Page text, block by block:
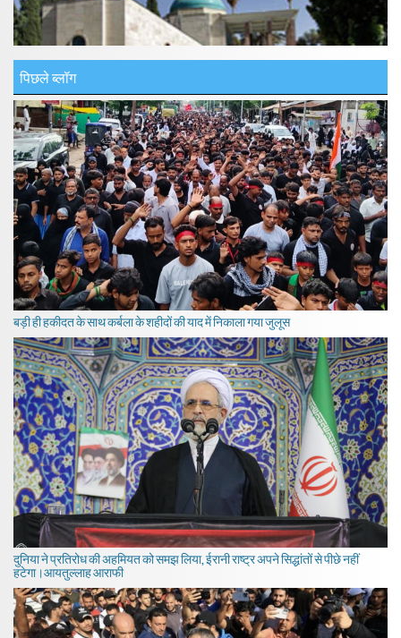
पिछले ब्लॉग
बड़ी ही हकीदत के साथ कर्बला के शहीदों की याद में निकाला गया जुलूस
दुनिया ने प्रतिरोध की अहमियत को समझ लिया, ईरानी राष्ट्र अपने सिद्धांतों से पीछे नहीं
हटेगा।आयतुल्लाह आराफी